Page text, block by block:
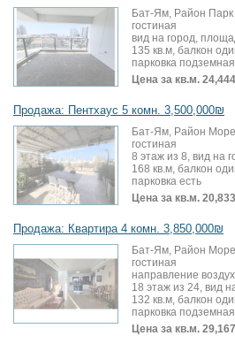
Бат-Ям, Район
гостиная
вид на город,
135 кв.м, балкон
парковка подземная
Цена за кв.м.
Продажа: Пентхаус 5 комн. 3,500,000₪
Бат-Ям, Район
гостиная
8 этаж из 8, вид на
168 кв.м, балкон
парковка есть
Цена за кв.м.
Продажа: Квартира 4 комн. 3,850,000₪
Бат-Ям, Район
гостиная
направление
18 этаж из 24, вид
132 кв.м, балкон
парковка подземная
Цена за кв.м.